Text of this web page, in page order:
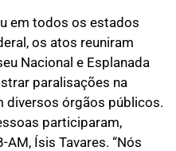
em todos os estados
os atos reuniram
Nacional e Esplanada
paralisações na
diversos órgãos públicos.
participaram,
AM, Ísis Tavares. “Nós